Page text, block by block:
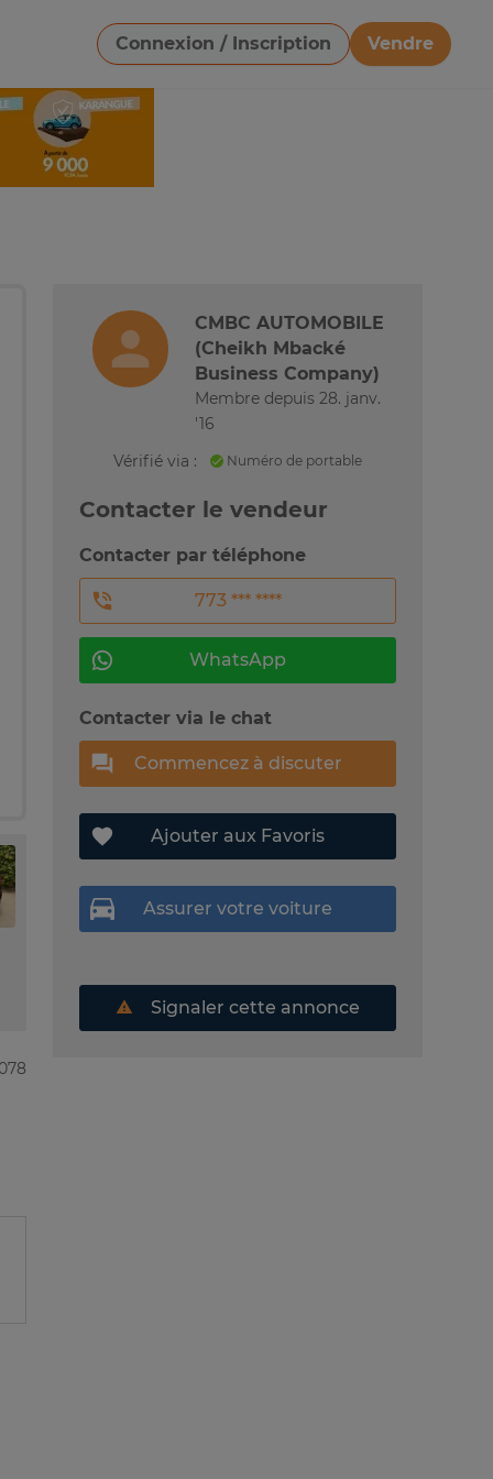
Connexion / Inscription
Vendre
Télécharger une image
CMBC AUTOMOBILE
(Cheikh Mbacké
Business Company)
Membre depuis 28. janv.
'16
Vérifié via :
Numéro de portable
Contacter le vendeur
Contacter par téléphone
773 *** ****
WhatsApp
Contacter via le chat
Commencez à discuter
Ajouter aux Favoris
Assurer votre voiture
Signaler cette annonce